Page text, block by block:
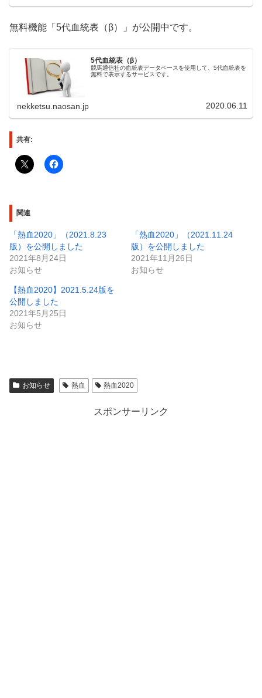
無料機能「5代血統表（β）」が公開中です。
5代血統表（β）
競馬通信社の血統表データベースを使用して、5代血統表を
無料で表示するサービスです。
nekketsu.naosan.jp 2020.06.11
共有:
関連
「熱血2020」（2021.8.23
版）を公開しました
2021年8月24日
お知らせ
「熱血2020」（2021.11.24
版）を公開しました
2021年11月26日
お知らせ
【熱血2020】2021.5.24版を
公開しました
2021年5月25日
お知らせ
お知らせ 熱血 熱血2020
スポンサーリンク